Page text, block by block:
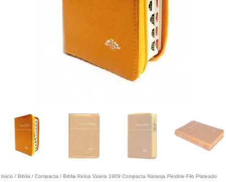
Inicio / Biblia / Compacta / Biblia Reina Valera 1909 Compacta Naranja Flexible Filo Plateado